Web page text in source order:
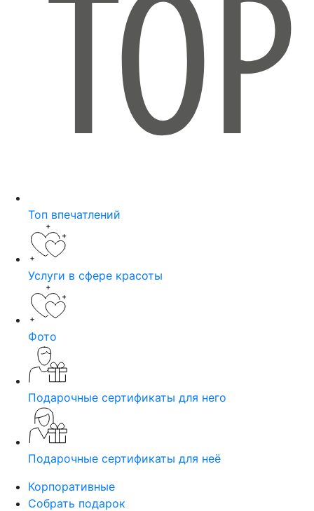
Топ впечатлений
Услуги в сфере красоты
Фото
Подарочные сертификаты для него
Подарочные сертификаты для неё
Корпоративные
Собрать подарок